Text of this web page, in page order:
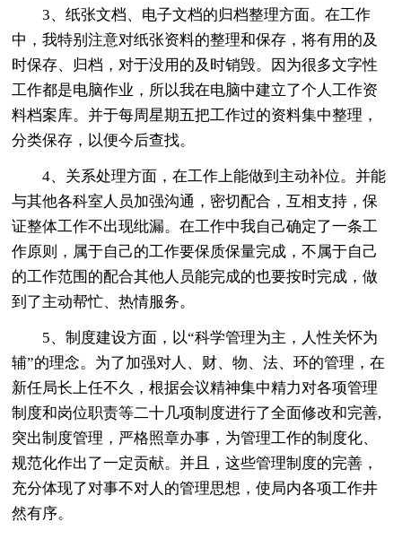
3、纸张文档、电子文档的归档整理方面。在工作
中，我特别注意对纸张资料的整理和保存，将有用的及
时保存、归档，对于没用的及时销毁。因为很多文字性
工作都是电脑作业，所以我在电脑中建立了个人工作资
料档案库。并于每周星期五把工作过的资料集中整理，
分类保存，以便今后查找。
4、关系处理方面，在工作上能做到主动补位。并能
与其他各科室人员加强沟通，密切配合，互相支持，保
证整体工作不出现纰漏。在工作中我自己确定了一条工
作原则，属于自己的工作要保质保量完成，不属于自己
的工作范围的配合其他人员能完成的也要按时完成，做
到了主动帮忙、热情服务。
5、制度建设方面，以“科学管理为主，人性关怀为
辅”的理念。为了加强对人、财、物、法、环的管理，在
新任局长上任不久，根据会议精神集中精力对各项管理
制度和岗位职责等二十几项制度进行了全面修改和完善,
突出制度管理，严格照章办事，为管理工作的制度化、
规范化作出了一定贡献。并且，这些管理制度的完善，
充分体现了对事不对人的管理思想，使局内各项工作井
然有序。